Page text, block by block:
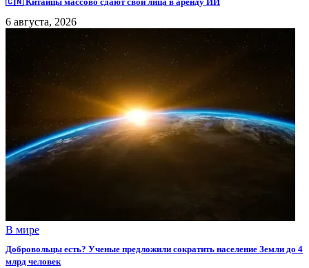
6 августа, 2026
В мире
Добровольцы есть? Ученые предложили сократить население Земли до 4
млрд человек